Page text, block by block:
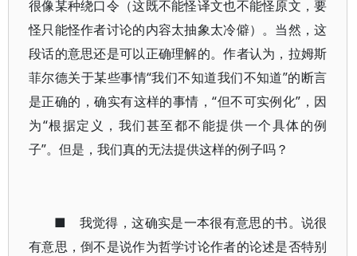
很像某种绕口令（这既不能怪译文也不能怪原文，要
怪只能怪作者讨论的内容太抽象太冷僻）。当然，这
段话的意思还是可以正确理解的。作者认为，拉姆斯
菲尔德关于某些事情“我们不知道我们不知道”的断言
是正确的，确实有这样的事情，“但不可实例化”，因
为“根据定义，我们甚至都不能提供一个具体的例
子”。但是，我们真的无法提供这样的例子吗？
■ 我觉得，这确实是一本很有意思的书。说很
有意思，倒不是说作为哲学讨论作者的论述是否特别